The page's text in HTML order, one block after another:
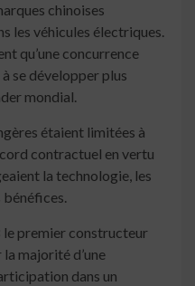
chinoises
les véhicules électriques.
qu’une concurrence
se développer plus
mondial.
étaient limitées à
contractuel en vertu
la technologie, les
bénéfices.
le premier constructeur
majorité d’une
dans un